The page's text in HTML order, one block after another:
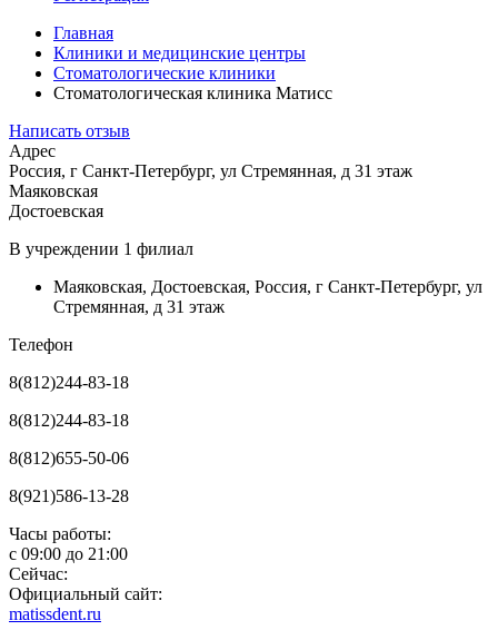
Главная
Клиники и медицинские центры
Стоматологические клиники
Стоматологическая клиника Матисс
Написать отзыв
Адрес
Россия, г Санкт-Петербург, ул Стремянная, д 31 этаж
Маяковская
Достоевская
В учреждении 1 филиал
Маяковская, Достоевская, Россия, г Санкт-Петербург, ул
Стремянная, д 31 этаж
Телефон
8(812)244-83-18
8(812)244-83-18
8(812)655-50-06
8(921)586-13-28
Часы работы:
с 09:00 до 21:00
Сейчас:
Официальный сайт:
matissdent.ru